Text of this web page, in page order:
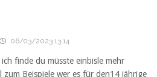
06/03/2023 13:14
finde du müsste einbisle mehr
Beispiele wer es für den14 jährige